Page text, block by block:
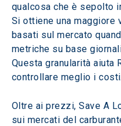
qualcosa che è sepolto
Si ottiene una
basati sul mercato
metriche su base
Questa granularità aiuta
controllare meglio i costi.
Oltre ai prezzi, Save A
sui mercati del